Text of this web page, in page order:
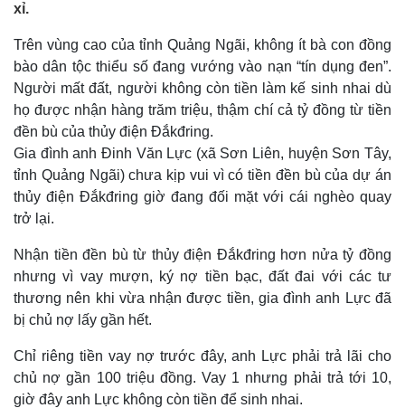
xỉ.
Trên vùng cao của tỉnh Quảng Ngãi, không ít bà con đồng
bào dân tộc thiểu số đang vướng vào nạn “tín dụng đen”.
Người mất đất, người không còn tiền làm kế sinh nhai dù
họ được nhận hàng trăm triệu, thậm chí cả tỷ đồng từ tiền
đền bù của thủy điện Đắkđring.
Gia đình anh Đinh Văn Lực (xã Sơn Liên, huyện Sơn Tây,
tỉnh Quảng Ngãi) chưa kịp vui vì có tiền đền bù của dự án
thủy điện Đắkđring giờ đang đối mặt với cái nghèo quay
trở lại.
Nhận tiền đền bù từ thủy điện Đắkđring hơn nửa tỷ đồng
nhưng vì vay mượn, ký nợ tiền bạc, đất đai với các tư
thương nên khi vừa nhận được tiền, gia đình anh Lực đã
bị chủ nợ lấy gần hết.
Chỉ riêng tiền vay nợ trước đây, anh Lực phải trả lãi cho
chủ nợ gần 100 triệu đồng. Vay 1 nhưng phải trả tới 10,
giờ đây anh Lực không còn tiền để sinh nhai.